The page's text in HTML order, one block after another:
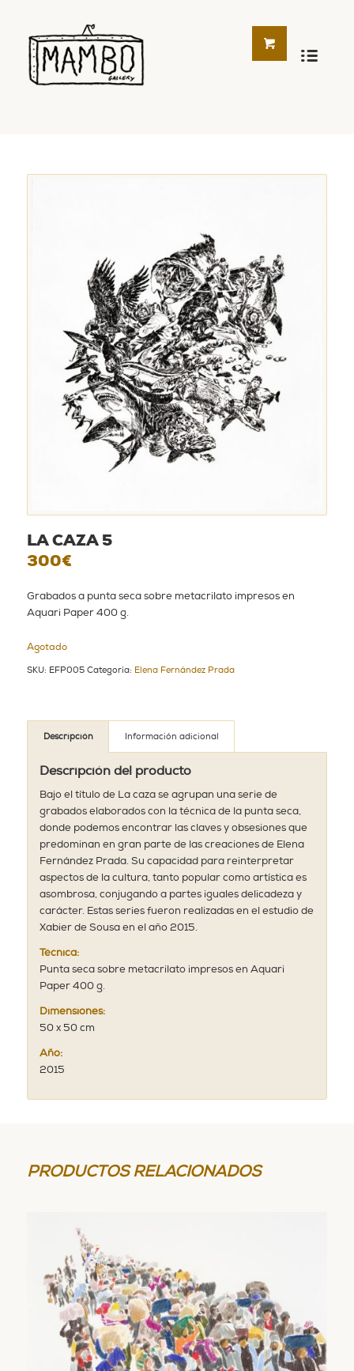
LA CAZA 5
300€
Grabados a punta seca sobre metacrilato impresos en
Aquari Paper 400 g.
Agotado
SKU: EFP005 Categoría: Elena Fernández Prada
Descripción Información adicional
Descripción del producto
Bajo el título de La caza se agrupan una serie de
grabados elaborados con la técnica de la punta seca,
donde podemos encontrar las claves y obsesiones que
predominan en gran parte de las creaciones de Elena
Fernández Prada. Su capacidad para reinterpretar
aspectos de la cultura, tanto popular como artística es
asombrosa, conjugando a partes iguales delicadeza y
carácter. Estas series fueron realizadas en el estudio de
Xabier de Sousa en el año 2015.
Técnica:
Punta seca sobre metacrilato impresos en Aquari
Paper 400 g.
Dimensiones:
50 x 50 cm
Año:
2015
PRODUCTOS RELACIONADOS